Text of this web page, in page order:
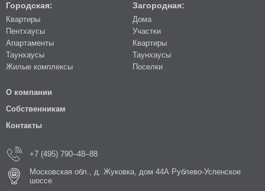
Городская:
Квартиры
Пентхаусы
Апартаменты
Таунхаусы
Жилые комплексы
Загородная:
Дома
Участки
Квартиры
Таунхаусы
Поселки
О компании
Собственникам
Контакты
+7 (495) 790–48–88
Московская обл., д. Жуковка, дом 44А Рублево-Успенское
шоссе